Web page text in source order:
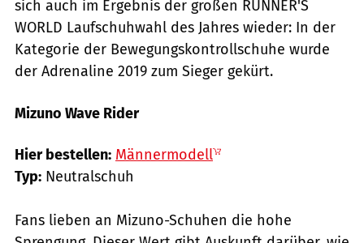
sich auch im Ergebnis der großen RUNNER'S
WORLD Laufschuhwahl des Jahres wieder: In der
Kategorie der Bewegungskontrollschuhe wurde
der Adrenaline 2019 zum Sieger gekürt.
Mizuno Wave Rider
Hier bestellen: Männermodell
Typ: Neutralschuh
Fans lieben an Mizuno-Schuhen die hohe